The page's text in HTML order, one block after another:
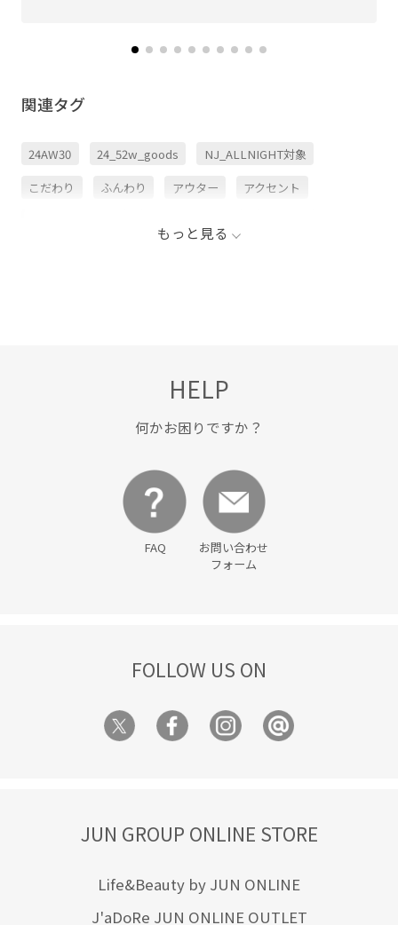
関連タグ
24AW30 24_52w_goods NJ_ALLNIGHT対象
こだわり ふんわり アウター アクセント
もっと見る
HELP
何かお困りですか？
FAQ
お問い合わせ
フォーム
FOLLOW US ON
JUN GROUP ONLINE STORE
Life&Beauty by JUN ONLINE
J'aDoRe JUN ONLINE OUTLET